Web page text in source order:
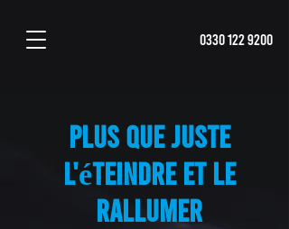
0330 122 9200
Plus que JUSTE
l'éteindre et le
rallumer